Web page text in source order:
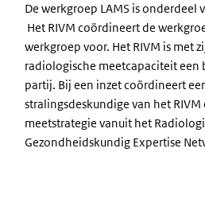
De werkgroep LAMS is onderdeel
Het RIVM coördineert de
werkgroep voor. Het RIVM is met
radiologische meetcapaciteit een
partij. Bij een inzet coördineert
stralingsdeskundige van het
meetstrategie vanuit het
Gezondheidskundig Expertise